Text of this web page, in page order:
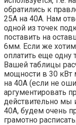
обратились к
25А на 40А. Нам
одной из точек
поставить на
6мм. Если же
оплатить еще одну
Вашей таблицы
мощности в 30
на 40А (если не
аргументировать
действительно мы
40А, будем очень
грамотно